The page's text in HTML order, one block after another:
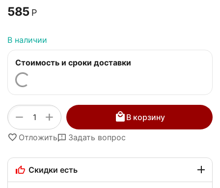
‍585‍ Р
В наличии
Стоимость и сроки доставки
+
− В корзину
Отложить Задать вопрос
Скидки есть